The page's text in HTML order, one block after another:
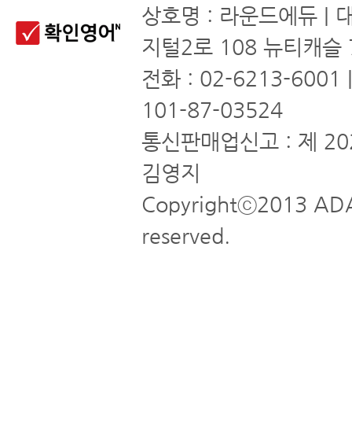
상호명 : 라운드에듀 |
지털2로 108 뉴티캐슬
전화 : 02-6213-6001
101-87-03524
통신판매업신고 : 제
김영지
Copyrightⓒ2013
reserved.